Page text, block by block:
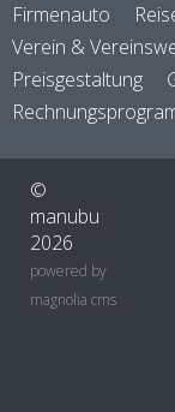
Firmenauto
Verein &
Preisgestaltung
©
manubu
2026
powered by
magnolia cms